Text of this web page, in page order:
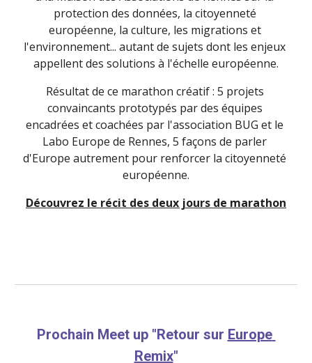
protection des données, la citoyenneté
européenne, la culture, les migrations et
l'environnement... autant de sujets dont les enjeux
appellent des solutions à l'échelle européenne.
Résultat de ce marathon créatif : 5 projets
convaincants prototypés par des équipes
encadrées et coachées par l'association BUG et le
Labo Europe de Rennes, 5 façons de parler
d'Europe autrement pour renforcer la citoyenneté
européenne.
Découvrez le récit des deux jours de marathon
Prochain Meet up "Retour sur Europe
Remix"